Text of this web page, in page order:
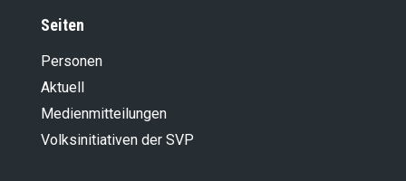
Seiten
Personen
Aktuell
Medienmitteilungen
Volksinitiativen der SVP